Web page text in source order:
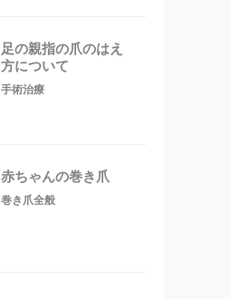
足の親指の爪のはえ
方について
手術治療
赤ちゃんの巻き爪
巻き爪全般